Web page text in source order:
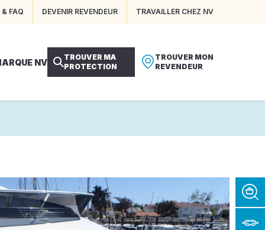
& FAQ DEVENIR REVENDEUR TRAVAILLER CHEZ NV
NV
TROUVER MA
PROTECTION
TROUVER MON
REVENDEUR